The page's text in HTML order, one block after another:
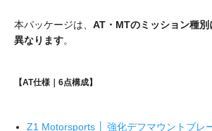
本パッケージは、 AT・MTのミッション種
異なります。
【AT仕様｜6点構成】
Z1 Motorsports │ 強化デフマウントブレ